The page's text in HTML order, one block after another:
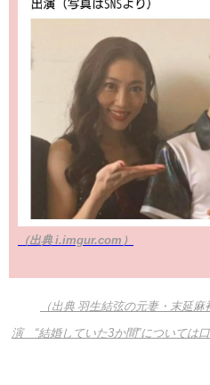
（出典 i.imgur.com）
（出典 羽生結弦の元妻・末延
演 “結婚していた3か間”については